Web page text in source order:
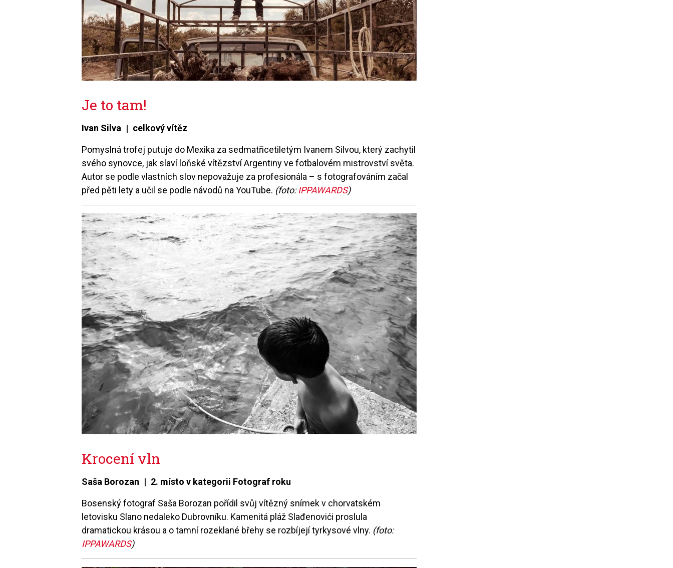
Je to tam!
Ivan Silva | celkový vítěz
Pomyslná trofej putuje do Mexika za sedmatřicetiletým Ivanem Silvou, který zachytil
svého synovce, jak slaví loňské vítězství Argentiny ve fotbalovém mistrovství světa.
Autor se podle vlastních slov nepovažuje za profesionála – s fotografováním začal
před pěti lety a učil se podle návodů na YouTube. (foto:IPPAWARDS)
Krocení vln
Saša Borozan | 2. místo v kategorii Fotograf roku
Bosenský fotograf Saša Borozan pořídil svůj vítězný snímek v chorvatském
letovisku Slano nedaleko Dubrovníku. Kamenitá pláž Slađenovići proslula
dramatickou krásou a o tamní rozeklané břehy se rozbíjejí tyrkysové vlny. (foto:
IPPAWARDS)